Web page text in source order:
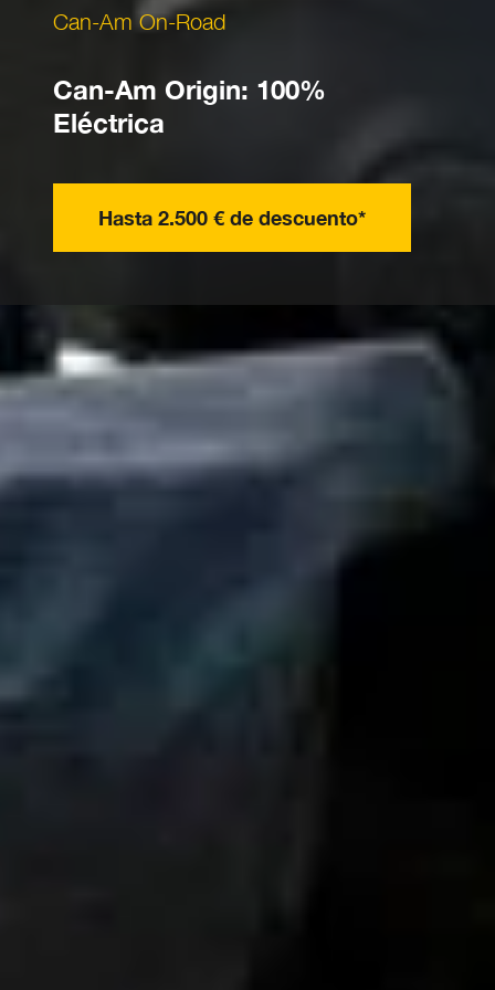
Can-Am On-Road
Can-Am Origin: 100%
Eléctrica
Hasta 2.500 € de descuento*